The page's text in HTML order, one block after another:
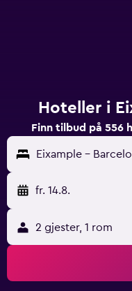
Hoteller i
Finn tilbud på 556
Eixample -
fr. 14.8.
2 gjester, 1 rom